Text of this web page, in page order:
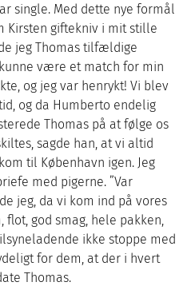
single. Med dette nye formål
Kirsten giftekniv i mit stille
jeg Thomas tilfældige
være et match for min
og jeg var henrykt! Vi blev
og da Humberto endelig
Thomas på at følge os
sagde han, at vi altid
til København igen. Jeg
med pigerne. ”Var
jeg, da vi kom ind på vores
god smag, hele pakken,
ikke stoppe med
for dem, at der i hvert
Thomas.